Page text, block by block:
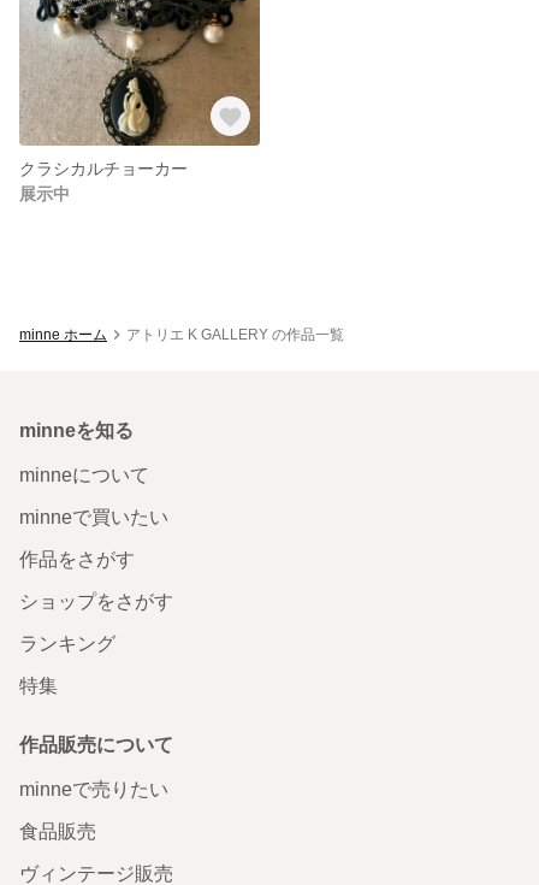
クラシカルチョーカー
展示中
minne ホーム アトリエ K GALLERY の作品一覧
minneを知る
minneについて
minneで買いたい
作品をさがす
ショップをさがす
ランキング
特集
作品販売について
minneで売りたい
食品販売
ヴィンテージ販売